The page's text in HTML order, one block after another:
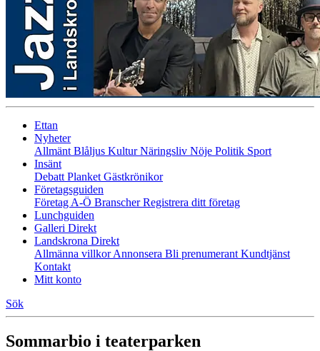
Ettan
Nyheter
Allmänt Blåljus KulturNäringsliv Nöje Politik Sport
Insänt
Debatt Planket Gästkrönikor
Företagsguiden
Företag A-Ö BranscherRegistrera ditt företag
Lunchguiden
Galleri Direkt
Landskrona Direkt
Allmänna villkorAnnonsera Bli prenumerant Kundtjänst
Kontakt
Mitt konto
Sök
Sommarbio i teaterparken